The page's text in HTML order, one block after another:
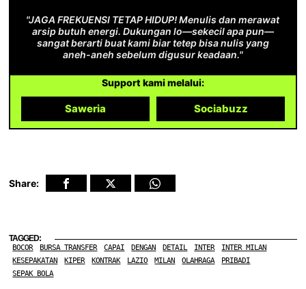
"JAGA FREKUENSI TETAP HIDUP! Menulis dan merawat
arsip butuh energi. Dukungan lo—sekecil apa pun—
sangat berarti buat kami biar tetep bisa nulis yang
aneh-aneh sebelum digusur keadaan."
Support kami melalui:
Saweria Sociabuzz
Share:
TAGGED:
BOCOR BURSA TRANSFER CAPAI DENGAN DETAIL INTER
INTER MILAN
KESEPAKATAN
KIPER KONTRAK LAZIO MILAN OLAHRAGA
PRIBADI
SEPAK BOLA